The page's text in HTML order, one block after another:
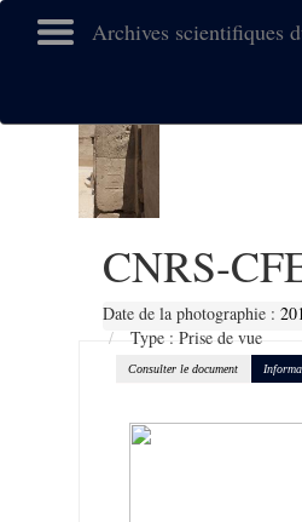
Archives scientifiques
CNRS-
Date de la photographie :
Type : Prise de vue
Consulter le document